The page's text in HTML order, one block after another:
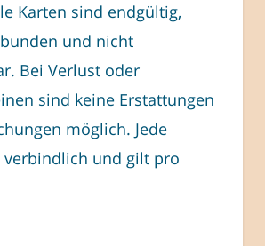
Karten sind endgültig,
und nicht
Bei Verlust oder
sind keine Erstattungen
möglich. Jede
verbindlich und gilt pro